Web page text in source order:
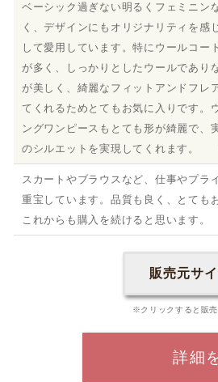
ベーシック過ぎない明るくフェミニン
く、デザインにもオリジナリティを感
して愛用しています。特にウールコー
が多く、しっかりとしたウールであり
が美しく、綺麗なフィットアンドフレ
てくれるためとてもお気に入りです。
ングワンピースもとても形が綺麗で、
のシルエットを実現してくれます。
スカートやブラウスなど、仕事やプラ
重宝しています。品質も良く、とても
これからも購入を続けると思います
販売元サ
※クリックすると販
詳細